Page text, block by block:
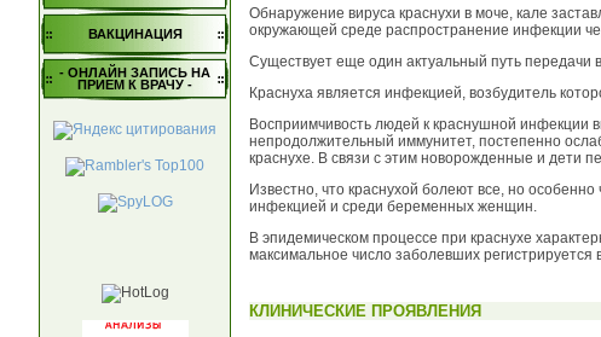
ВАКЦИНАЦИЯ
- ОНЛАЙН ЗАПИСЬ НА
ПРИЕМ К ВРАЧУ -
Обнаружение вируса краснухи в моче, кале
окружающей среде распространение инфекции
Существует еще один актуальный путь передачи
Краснуха является инфекцией, возбудитель
Восприимчивость людей к краснушной инфекции
непродолжительный иммунитет, постепенно
краснухе. В связи с этим новорожденные и дети
Известно, что краснухой болеют все, но
инфекцией и среди беременных женщин.
В эпидемическом процессе при краснухе
максимальное число заболевших регистрируется
КЛИНИЧЕСКИЕ ПРОЯВЛЕНИЯ